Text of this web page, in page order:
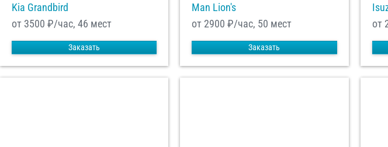
Kia Grandbird
от 3500 ₽/час, 46 мест
Заказать
Man Lion's
от 2900 ₽/час, 50 мест
Заказать
от
согласие на обработку моих Персональных данных